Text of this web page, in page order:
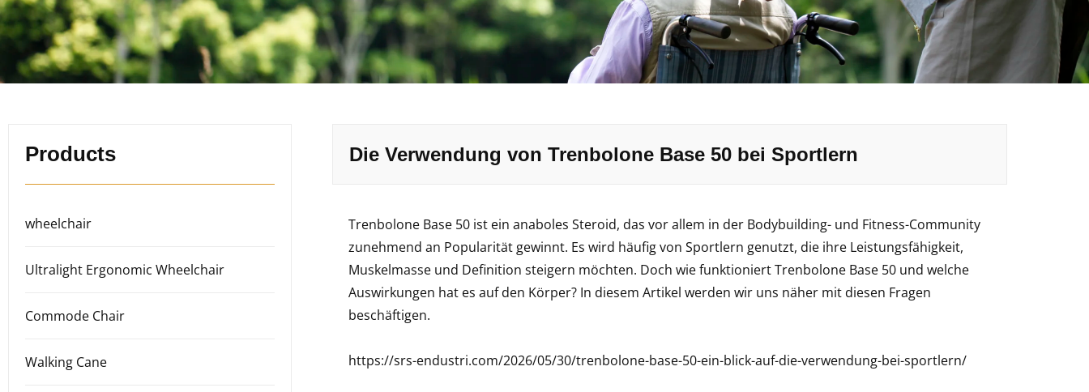
Products
wheelchair
Ultralight Ergonomic Wheelchair
Commode Chair
Walking Cane
Die Verwendung von Trenbolone Base 50 bei Sportlern
Trenbolone Base 50 ist ein anaboles Steroid, das vor allem in der Bodybuilding- und Fitness-Community
zunehmend an Popularität gewinnt. Es wird häufig von Sportlern genutzt, die ihre Leistungsfähigkeit,
Muskelmasse und Definition steigern möchten. Doch wie funktioniert Trenbolone Base 50 und welche
Auswirkungen hat es auf den Körper? In diesem Artikel werden wir uns näher mit diesen Fragen
beschäftigen.
https://srs-endustri.com/2026/05/30/trenbolone-base-50-ein-blick-auf-die-verwendung-bei-sportlern/